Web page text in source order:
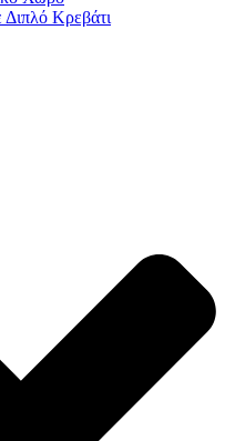
Διπλό Κρεβάτι